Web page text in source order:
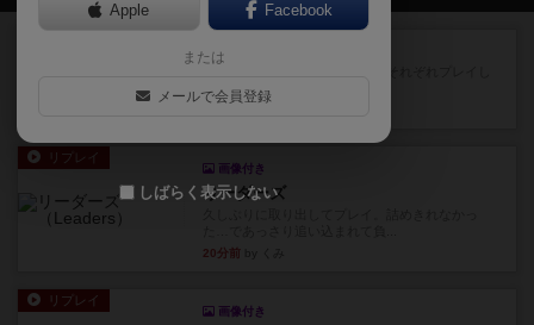
スライプ
ます。動かし方はコマか壁に...
リプレイ
画像付き
リーダーズ
20分前
リプレイ
画像付き
Apple Facebook
または
メールで会員登録
しばらく表示しない